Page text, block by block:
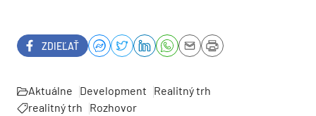
ZDIEĽAŤ
Aktuálne Development
Realitný trh
realitný trh
Rozhovor